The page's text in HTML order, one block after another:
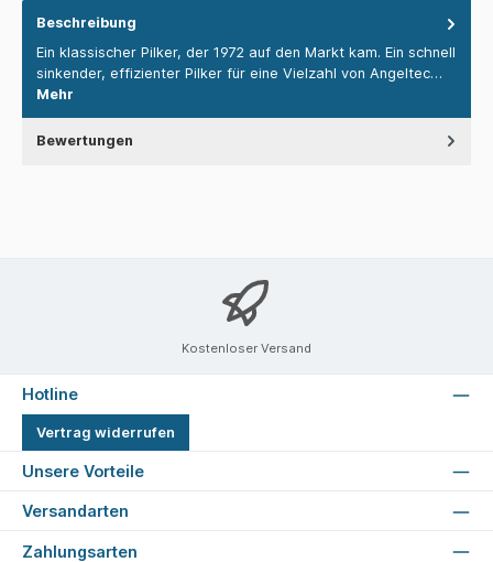
Beschreibung
Ein klassischer Pilker, der 1972 auf den Markt kam. Ein schnell
sinkender, effizienter Pilker für eine Vielzahl von Angeltec…
Mehr
Bewertungen
Kostenloser Versand
Hotline
Vertrag widerrufen
Unsere Vorteile
Versandarten
Zahlungsarten